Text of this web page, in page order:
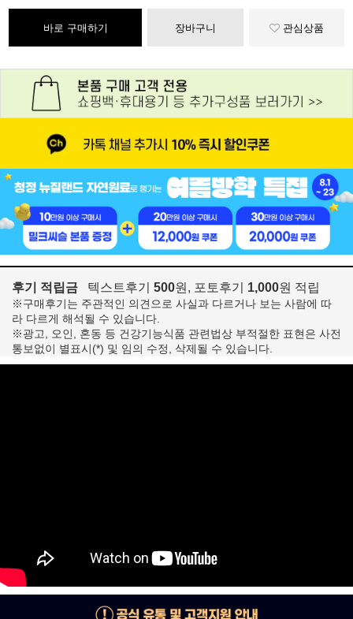
바로 구매하기 장바구니 관심상품
후기 적립금 텍스트후기 500원, 포토후기 1,000원 적립
※구매후기는 주관적인 의견으로 사실과 다르거나 보는 사람에 따
라 다르게 해석될 수 있습니다.
※광고, 오인, 혼동 등 건강기능식품 관련법상 부적절한 표현은 사전
통보없이 별표시(*) 및 임의 수정, 삭제될 수 있습니다.